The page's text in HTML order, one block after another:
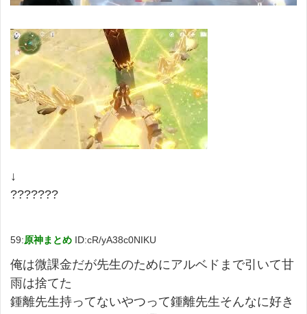
↓
???????
59:原神まとめ ID:cR/yA38c0NIKU
俺は微課金だが先生のためにアルベドまで引いて甘
雨は捨てた
鍾離先生持ってないやつって鍾離先生そんなに好き